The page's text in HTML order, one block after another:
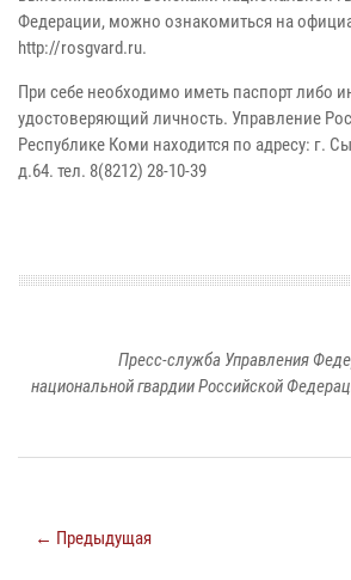
Федерации, можно ознакомиться на
http://rosgvard.ru.
При себе необходимо иметь паспорт либо
удостоверяющий личность. Управление
Республике Коми находится по адресу: г.
д.64. тел. 8(8212) 28-10-39
Пресс-служба Управления
национальной гвардии Российской
← Предыдущая